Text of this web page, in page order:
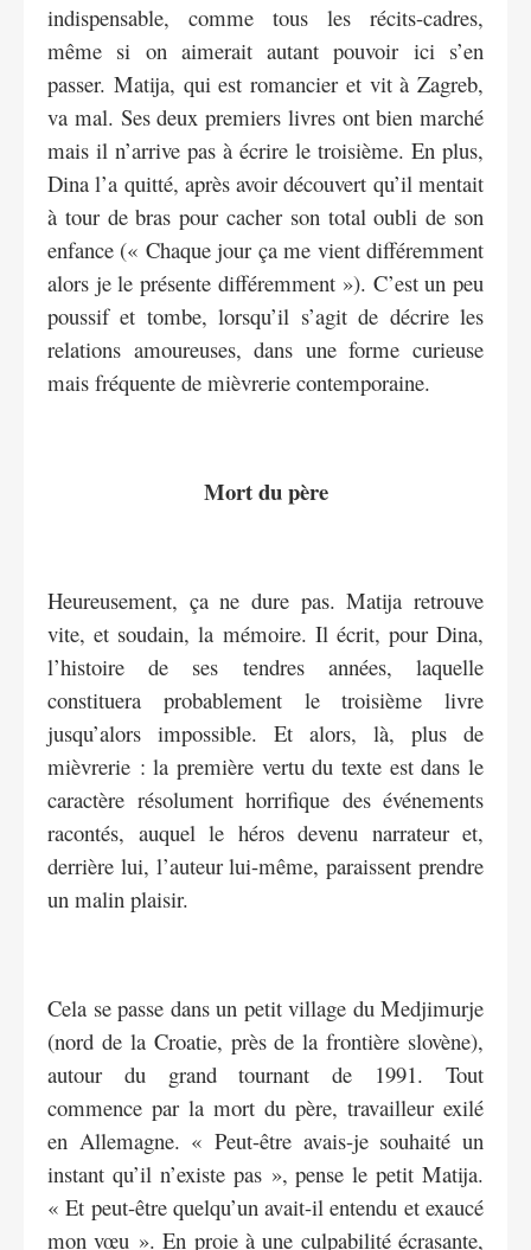
indispensable, comme tous les récits-cadres,
même si on aimerait autant pouvoir ici s’en
passer. Matija, qui est romancier et vit à Zagreb,
va mal. Ses deux premiers livres ont bien marché
mais il n’arrive pas à écrire le troisième. En plus,
Dina l’a quitté, après avoir découvert qu’il mentait
à tour de bras pour cacher son total oubli de son
enfance (« Chaque jour ça me vient différemment
alors je le présente différemment »). C’est un peu
poussif et tombe, lorsqu’il s’agit de décrire les
relations amoureuses, dans une forme curieuse
mais fréquente de mièvrerie contemporaine.
Mort du père
Heureusement, ça ne dure pas. Matija retrouve
vite, et soudain, la mémoire. Il écrit, pour Dina,
l’histoire de ses tendres années, laquelle
constituera probablement le troisième livre
jusqu’alors impossible. Et alors, là, plus de
mièvrerie : la première vertu du texte est dans le
caractère résolument horrifique des événements
racontés, auquel le héros devenu narrateur et,
derrière lui, l’auteur lui-même, paraissent prendre
un malin plaisir.
Cela se passe dans un petit village du Medjimurje
(nord de la Croatie, près de la frontière slovène),
autour du grand tournant de 1991. Tout
commence par la mort du père, travailleur exilé
en Allemagne. « Peut-être avais-je souhaité un
instant qu’il n’existe pas », pense le petit Matija.
« Et peut-être quelqu’un avait-il entendu et exaucé
mon vœu ». En proie à une culpabilité écrasante,